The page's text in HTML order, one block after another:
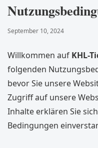
September 10, 2024
Willkommen auf KHL-
folgenden
bevor Sie unsere
Zugriff auf unsere
Inhalte erklären Sie
Bedingungen